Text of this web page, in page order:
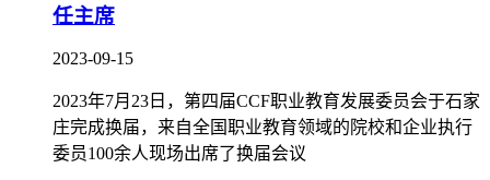
任主席
2023-09-15
2023年7月23日，第四届CCF职业教育发展委员会于石家
庄完成换届，来自全国职业教育领域的院校和企业执行
委员100余人现场出席了换届会议